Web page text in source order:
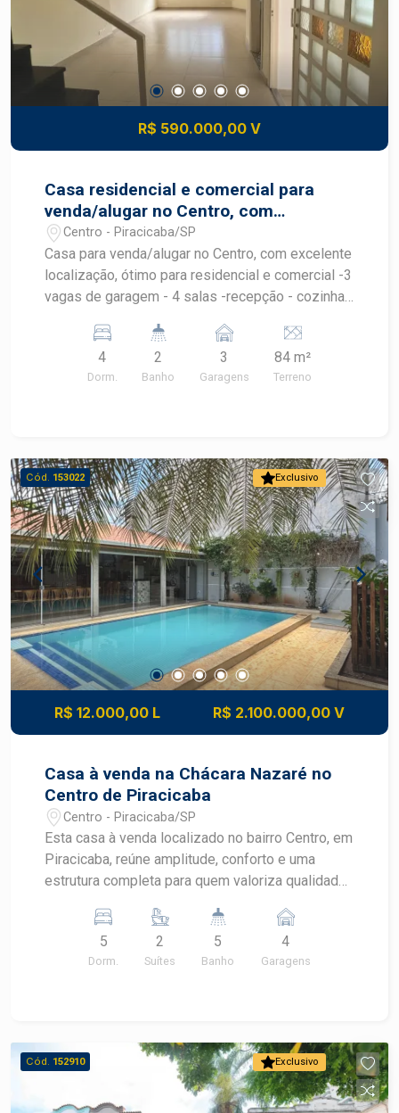
R$ 590.000,00 V
Casa residencial e comercial para
venda/alugar no Centro, com
excelente localização.
Centro - Piracicaba/SP
Casa para venda/alugar no Centro, com excelente
localização, ótimo para residencial e comercial -3
vagas de garagem - 4 salas -recepção - cozinha
4
Dorm.
2
Banho
3
Garagens
84 m²
Terreno
Exclusivo
Cód. 153022
R$ 12.000,00 L R$ 2.100.000,00 V
Casa à venda na Chácara Nazaré no
Centro de Piracicaba
Centro - Piracicaba/SP
Esta casa à venda localizado no bairro Centro, em
Piracicaba, reúne amplitude, conforto e uma
estrutura completa para quem valoriza qualidade
terreno e excelente área de lazer, o imóvel
oferece o equilíbrio ideal entre funcionalidade e
bem-estar. Localizada no Centro, proporciona
Escritório com ambiente reservado - 3
dormitórios, sendo 2 suítes - 5 banheiros -
Cozinha planejada - Lavanderia coberta - Área
5
Dorm.
2
Suítes
5
Banho
4
Garagens
Exclusivo
Cód. 152910